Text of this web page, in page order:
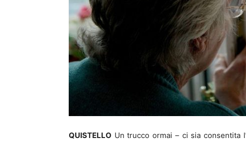
QUISTELLO Un trucco ormai – ci sia consentita